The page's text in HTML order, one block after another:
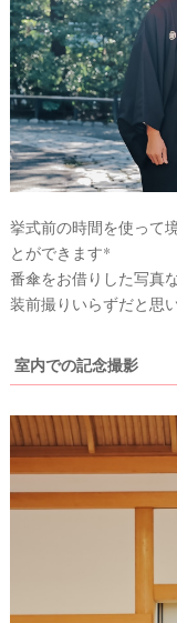
挙式前の時間を使って
とができます*
番傘をお借りした写真
装前撮りいらずだと思
室内での記念撮影